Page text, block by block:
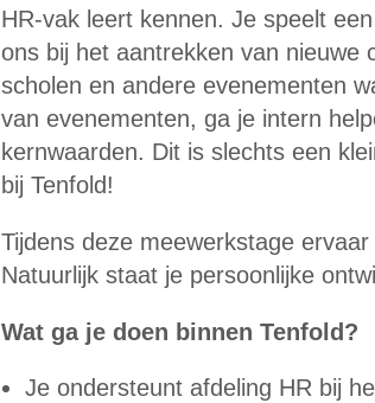
HR-vak leert kennen. Je speelt
ons bij het aantrekken van nieuwe
scholen en andere evenementen
van evenementen, ga je intern
kernwaarden. Dit is slechts een
bij Tenfold!
Tijdens deze meewerkstage
Natuurlijk staat je persoonlijke
Wat ga je doen binnen Tenfold?
Je ondersteunt afdeling HR bij